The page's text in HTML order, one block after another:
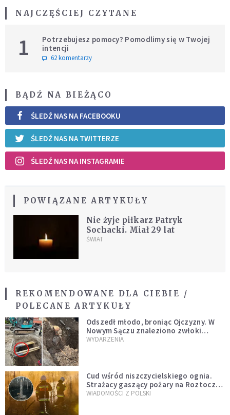
NAJCZĘŚCIEJ CZYTANE
1
Potrzebujesz pomocy? Pomodlimy się w Twojej
intencji
62 komentarzy
BĄDŹ NA BIEŻĄCO
ŚLEDŹ NAS NA FACEBOOKU
ŚLEDŹ NAS NA TWITTERZE
ŚLEDŹ NAS NA INSTAGRAMIE
POWIĄZANE ARTYKUŁY
Nie żyje piłkarz Patryk
Sochacki. Miał 29 lat
ŚWIAT
REKOMENDOWANE DLA CIEBIE /
POLECANE ARTYKUŁY
Odszedł młodo, broniąc Ojczyzny. W
Nowym Sączu znaleziono zwłoki
mężczyzny z czasów potopu
WYDARZENIA
Cud wśród niszczycielskiego ognia.
Strażacy gaszący pożary na Roztoczu
opublikowali niezwykłe zdjęcie
WIADOMOŚCI Z POLSKI